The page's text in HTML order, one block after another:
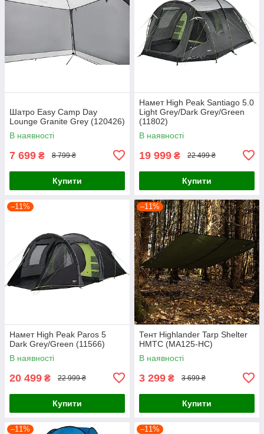
Шатро Easy Camp Day
Lounge Granite Grey (120426)
В наявності
7 699 ₴ 8 799 ₴
Купити
Намет High Peak Santiago 5.0
Light Grey/Dark Grey/Green
(11802)
В наявності
19 999 ₴ 22 499 ₴
Купити
–11%
Намет High Peak Paros 5
Dark Grey/Green (11566)
В наявності
20 499 ₴ 22 999 ₴
Купити
–11%
Тент Highlander Tarp Shelter
HMTC (MA125-HC)
В наявності
3 299 ₴ 3 699 ₴
Купити
–11% –11%